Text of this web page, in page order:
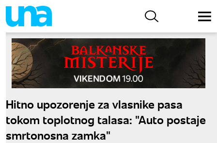
Hitno upozorenje za vlasnike pasa
tokom toplotnog talasa: "Auto postaje
smrtonosna zamka"